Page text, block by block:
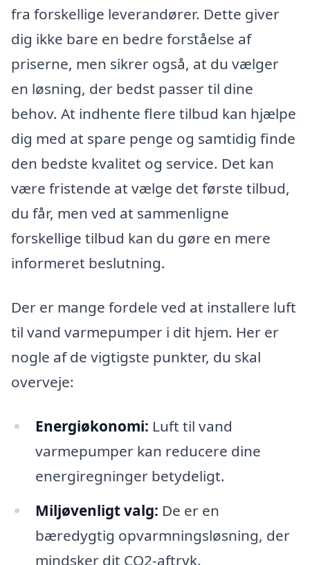
fra forskellige leverandører. Dette giver
dig ikke bare en bedre forståelse af
priserne, men sikrer også, at du vælger
en løsning, der bedst passer til dine
behov. At indhente flere tilbud kan hjælpe
dig med at spare penge og samtidig finde
den bedste kvalitet og service. Det kan
være fristende at vælge det første tilbud,
du får, men ved at sammenligne
forskellige tilbud kan du gøre en mere
informeret beslutning.
Der er mange fordele ved at installere luft
til vand varmepumper i dit hjem. Her er
nogle af de vigtigste punkter, du skal
overveje:
Energiøkonomi: Luft til vand
varmepumper kan reducere dine
energiregninger betydeligt.
Miljøvenligt valg: De er en
bæredygtig opvarmningsløsning, der
mindsker dit CO2-aftryk.